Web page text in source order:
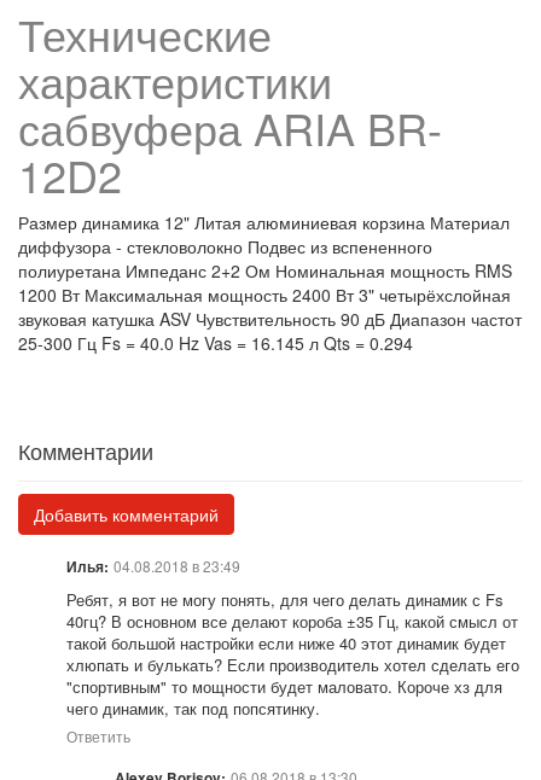
Технические
характеристики
сабвуфера ARIA BR-
12D2
Размер динамика 12" Литая алюминиевая корзина Материал
диффузора - стекловолокно Подвес из вспененного
полиуретана Импеданс 2+2 Ом Номинальная мощность RMS
1200 Вт Максимальная мощность 2400 Вт 3" четырёхслойная
звуковая катушка ASV Чувствительность 90 дБ Диапазон частот
25-300 Гц Fs = 40.0 Hz Vas = 16.145 л Qts = 0.294
Комментарии
Добавить комментарий
Илья: 04.08.2018 в 23:49
Ребят, я вот не могу понять, для чего делать динамик с Fs
40гц? В основном все делают короба ±35 Гц, какой смысл от
такой большой настройки если ниже 40 этот динамик будет
хлюпать и булькать? Если производитель хотел сделать его
"спортивным" то мощности будет маловато. Короче хз для
чего динамик, так под попсятинку.
Ответить